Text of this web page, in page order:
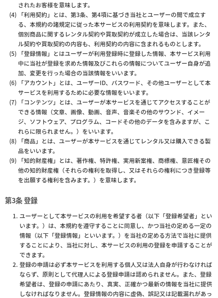
されたお客様を意味します。
「利用契約」とは、第3条、第4項に基づき当社とユーザーの間で成立す
る、本規約の諸規定に従った本サービスの利用契約を意味します。また、
個別商品に関するレンタル契約や買取契約が成立した場合は、当該レンタ
ル契約や買取契約の内容も、利用契約の内容に含まれるものとします。
「登録情報」とはユーザーが利用登録時に登録した情報、本サービス利用
中に当社が登録を求めた情報及びこれらの情報についてユーザー自身が追
加、変更を行った場合の当該情報をいいます。
「アカウント」とは、ユーザーID、パスワード、その他ユーザーとして本
サービスを利用するために必要な情報をいいます。
「コンテンツ」とは、ユーザーが本サービスを通じてアクセスすることが
できる情報（文章、画像、動画、音声、音楽その他のサウンド、イメー
ジ、ソフトウェア、プログラム、コードその他のデータを含みますが、こ
れらに限られません。）をいいます。
「商品」とは、ユーザーが本サービスを通じてレンタル又は購入できる製
品をいいます。
「知的財産権」とは、著作権、特許権、実用新案権、商標権、意匠権その
他の知的財産権（それらの権利を取得し、又はそれらの権利につき登録等
を出願する権利を含みます。）を意味します。
第3条 登録
ユーザーとして本サービスの利用を希望する者（以下「登録希望者」とい
います。）は、本規約を遵守することに同意し、かつ当社の定める一定の
情報（以下「登録情報」といいます。）を当社の定める方法で当社に提供
することにより、当社に対し、本サービスの利用の登録を申請することが
できます。
登録の申請は必ず本サービスを利用する個人又は法人自身が行わなければ
ならず、原則として代理人による登録申請は認められません。また、登録
希望者は、登録の申請にあたり、真実、正確かつ最新の情報を当社に提供
しなければなりません。登録情報の内容に虚偽、誤記又は記載漏れがあっ